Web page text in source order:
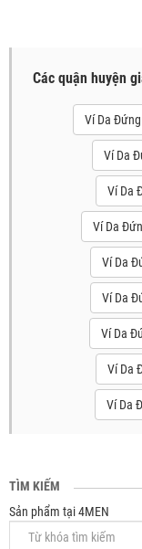
Các quận huyện
Ví Da
Ví Da
Ví Da
Ví Da
Ví Da
Ví Da
Ví Da
Ví Da
Ví Da
TÌM KIẾM
Sản phẩm tại 4MEN